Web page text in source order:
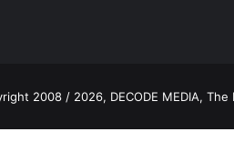
2008 / 2026, DECODE MEDIA,